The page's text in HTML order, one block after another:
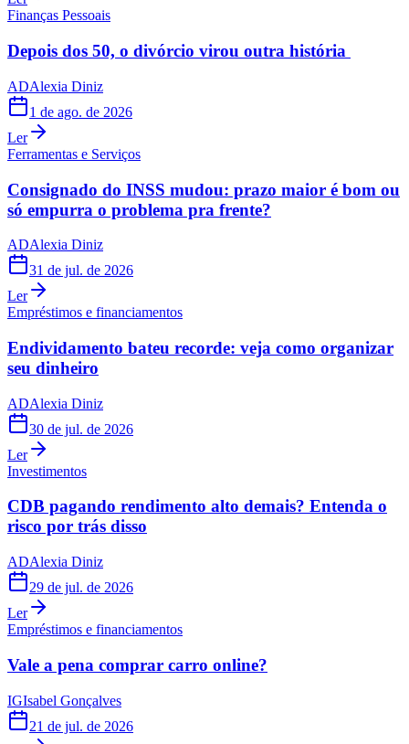
Finanças Pessoais
Depois dos 50, o divórcio virou outra história
ADAlexia Diniz
1 de ago. de 2026
Ler
Ferramentas e Serviços
Consignado do INSS mudou: prazo maior é bom ou
só empurra o problema pra frente?
ADAlexia Diniz
31 de jul. de 2026
Ler
Empréstimos e financiamentos
Endividamento bateu recorde: veja como organizar
seu dinheiro
ADAlexia Diniz
30 de jul. de 2026
Ler
Investimentos
CDB pagando rendimento alto demais? Entenda o
risco por trás disso
ADAlexia Diniz
29 de jul. de 2026
Ler
Empréstimos e financiamentos
Vale a pena comprar carro online?
IGIsabel Gonçalves
21 de jul. de 2026